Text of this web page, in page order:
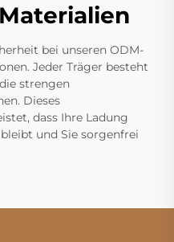
bei unseren ODM-
Jeder Träger besteht
strengen
Dieses
dass Ihre Ladung
und Sie sorgenfrei